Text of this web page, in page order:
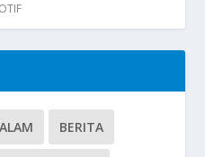
BERITA